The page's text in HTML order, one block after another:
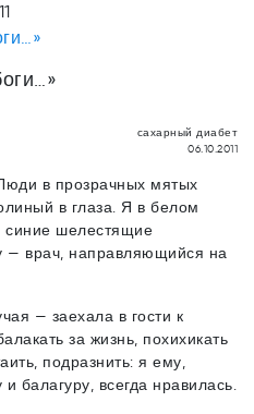
сахарный диабет
06.10.2011
в прозрачных мятых
в глаза. Я в белом
синие шелестящие
врач, направляющийся на
— заехала в гости к
за жизнь, похихикать
подразнить: я ему,
балагуру, всегда нравилась.